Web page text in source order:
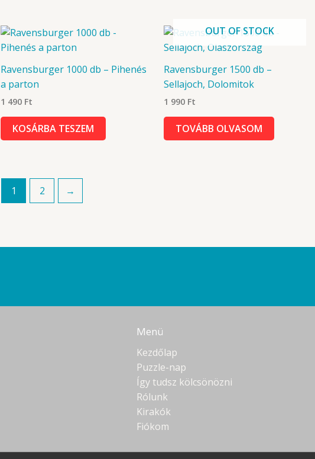
Ravensburger 1000 db – Pihenés
a parton
1 490 Ft
KOSÁRBA TESZEM
OUT OF STOCK
Ravensburger 1500 db –
Sellajoch, Dolomitok
1 990 Ft
TOVÁBB OLVASOM
1 2 →
Menü
Kezdőlap
Puzzle-nap
Így tudsz kölcsönözni
Rólunk
Kirakók
Fiókom